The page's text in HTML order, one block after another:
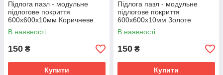
Підлога пазл - модульне
підлогове покриття
600x600x10мм Коричневе
дерево (МР6) SW-00000204
В наявності
150 ₴
Купити
Підлога пазл - модульне
підлогове покриття
600x600x10мм Золоте
дерево (МР2) SW-00000022
В наявності
150 ₴
Купити